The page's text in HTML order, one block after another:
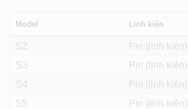
Model Linh kiện
S2 Pin (linh kiện)
S3
Pin (linh kiện)
S4
Pin (linh kiện)
S5
Pin (linh kiện)